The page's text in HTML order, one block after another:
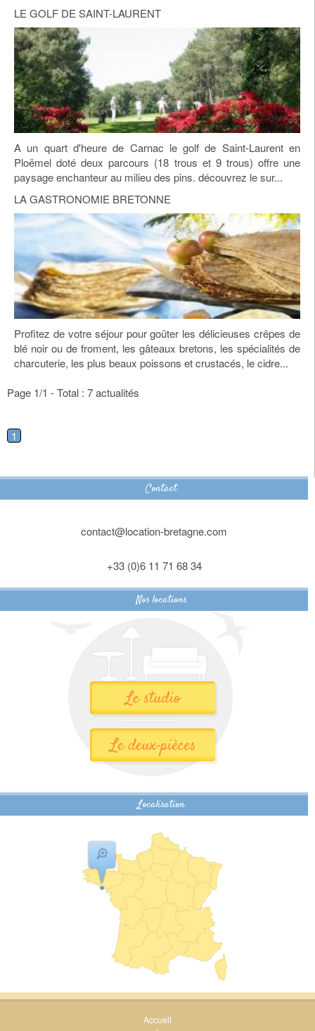
LE GOLF DE SAINT-LAURENT
A un quart d'heure de Carnac le golf de Saint-Laurent en
Ploëmel doté deux parcours (18 trous et 9 trous) offre une
paysage enchanteur au milieu des pins. découvrez le sur...
LA GASTRONOMIE BRETONNE
Profitez de votre séjour pour goûter les délicieuses crêpes de
blé noir ou de froment, les gâteaux bretons, les spécialités de
charcuterie, les plus beaux poissons et crustacés, le cidre...
Page 1/1 - Total : 7 actualités
1
Contact
contact@location-bretagne.com
+33 (0)6 11 71 68 34
Nos locations
Localisation
Accueil